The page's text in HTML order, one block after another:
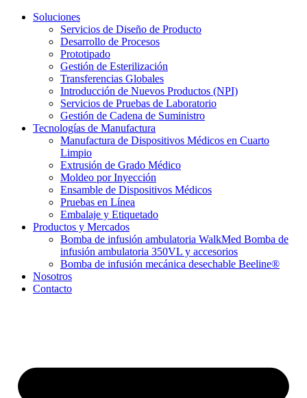
Soluciones
Servicios de Diseño de Producto
Desarrollo de Procesos
Prototipado
Gestión de Esterilización
Transferencias Globales
Introducción de Nuevos Productos (NPI)
Servicios de Pruebas de Laboratorio
Gestión de Cadena de Suministro
Tecnologías de Manufactura
Manufactura de Dispositivos Médicos en Cuarto
Limpio
Extrusión de Grado Médico
Moldeo por Inyección
Ensamble de Dispositivos Médicos
Pruebas en Línea
Embalaje y Etiquetado
Productos y Mercados
Bomba de infusión ambulatoria WalkMed Bomba de
infusión ambulatoria 350VL y accesorios
Bomba de infusión mecánica desechable Beeline®
Nosotros
Contacto